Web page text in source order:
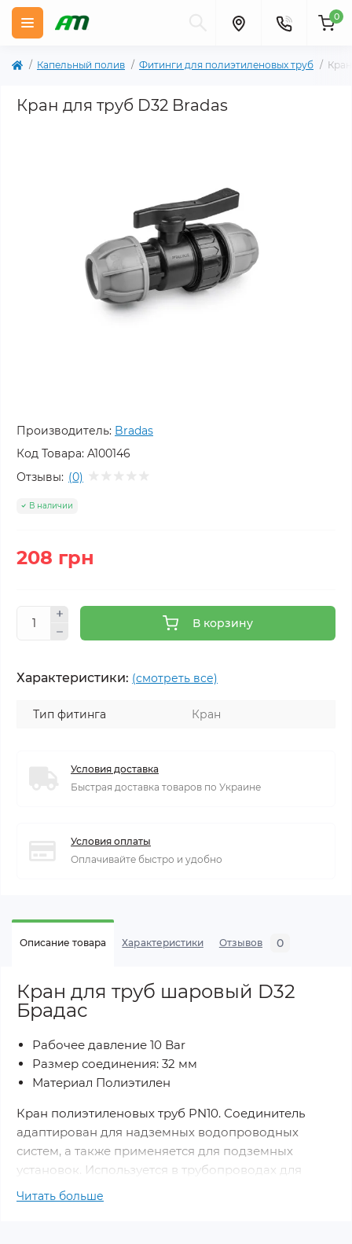
0
Капельный полив Фитинги для полиэтиленовых труб
Кран для труб D32 Bradas
Производитель: Bradas
Код Товара: A100146
Отзывы: (0)
В наличии
208 грн
В корзину
Характеристики: (смотреть все)
Тип фитинга Кран
Условия доставка
Быстрая доставка товаров по Украине
Условия оплаты
Оплачивайте быстро и удобно
Описание товара Характеристики Отзывов 0
Кран для труб шаровый D32
Брадас
Рабочее давление 10 Bar
Размер соединения: 32 мм
Материал Полиэтилен
Кран полиэтиленовых труб PN10. Соединитель
адаптирован для надземных водопроводных
систем, а также применяется для подземных
установок. Используется в трубопроводах для
транспортировки холодной питьевой воды и
Читать больше